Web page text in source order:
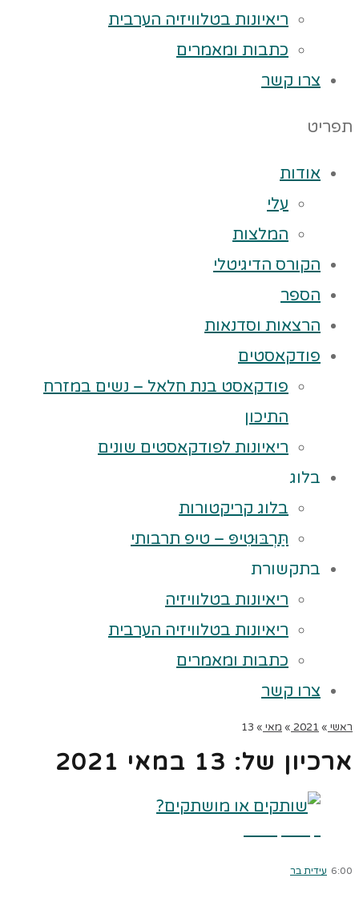
ריאיונות בטלוויזיה הערבית
כתבות ומאמרים
צרו קשר
תפריט
אודות
עלי
המלצות
הקורס הדיגיטלי
הספר
הרצאות וסדנאות
פודקאסטים
פודקאסט בנת חלאל – נשים במזרח
התיכון
ריאיונות לפודקאסטים שונים
בלוג
בלוג קריקטורות
תַּרְבּוּטִיפּ – טיפ תרבותי
בתקשורת
ריאיונות בטלוויזיה
ריאיונות בטלוויזיה הערבית
כתבות ומאמרים
צרו קשר
ראשי »
2021
» מאי »
13
ארכיון של: 13 במאי 2021
6:00 עידית בר